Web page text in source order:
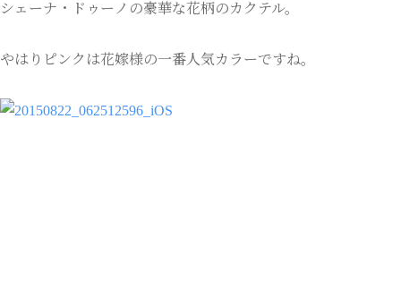
シェーナ・ドゥーノの豪華な花柄のカクテル。
やはりピンクは花嫁様の一番人気カラーですね。